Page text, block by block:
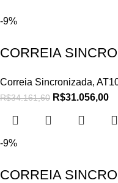
-9%
CORREIA
Correia Sincronizada,
R$34.161,60 R$31.056,00
-9%
CORREIA